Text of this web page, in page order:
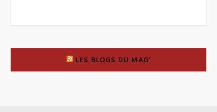
LES BLOGS DU MAG’